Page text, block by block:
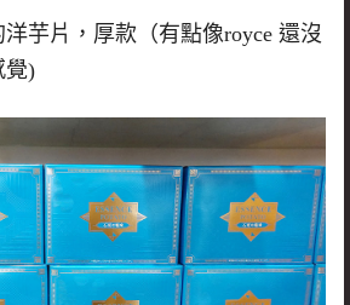
芋片，厚款（有點像royce 還沒
覺)